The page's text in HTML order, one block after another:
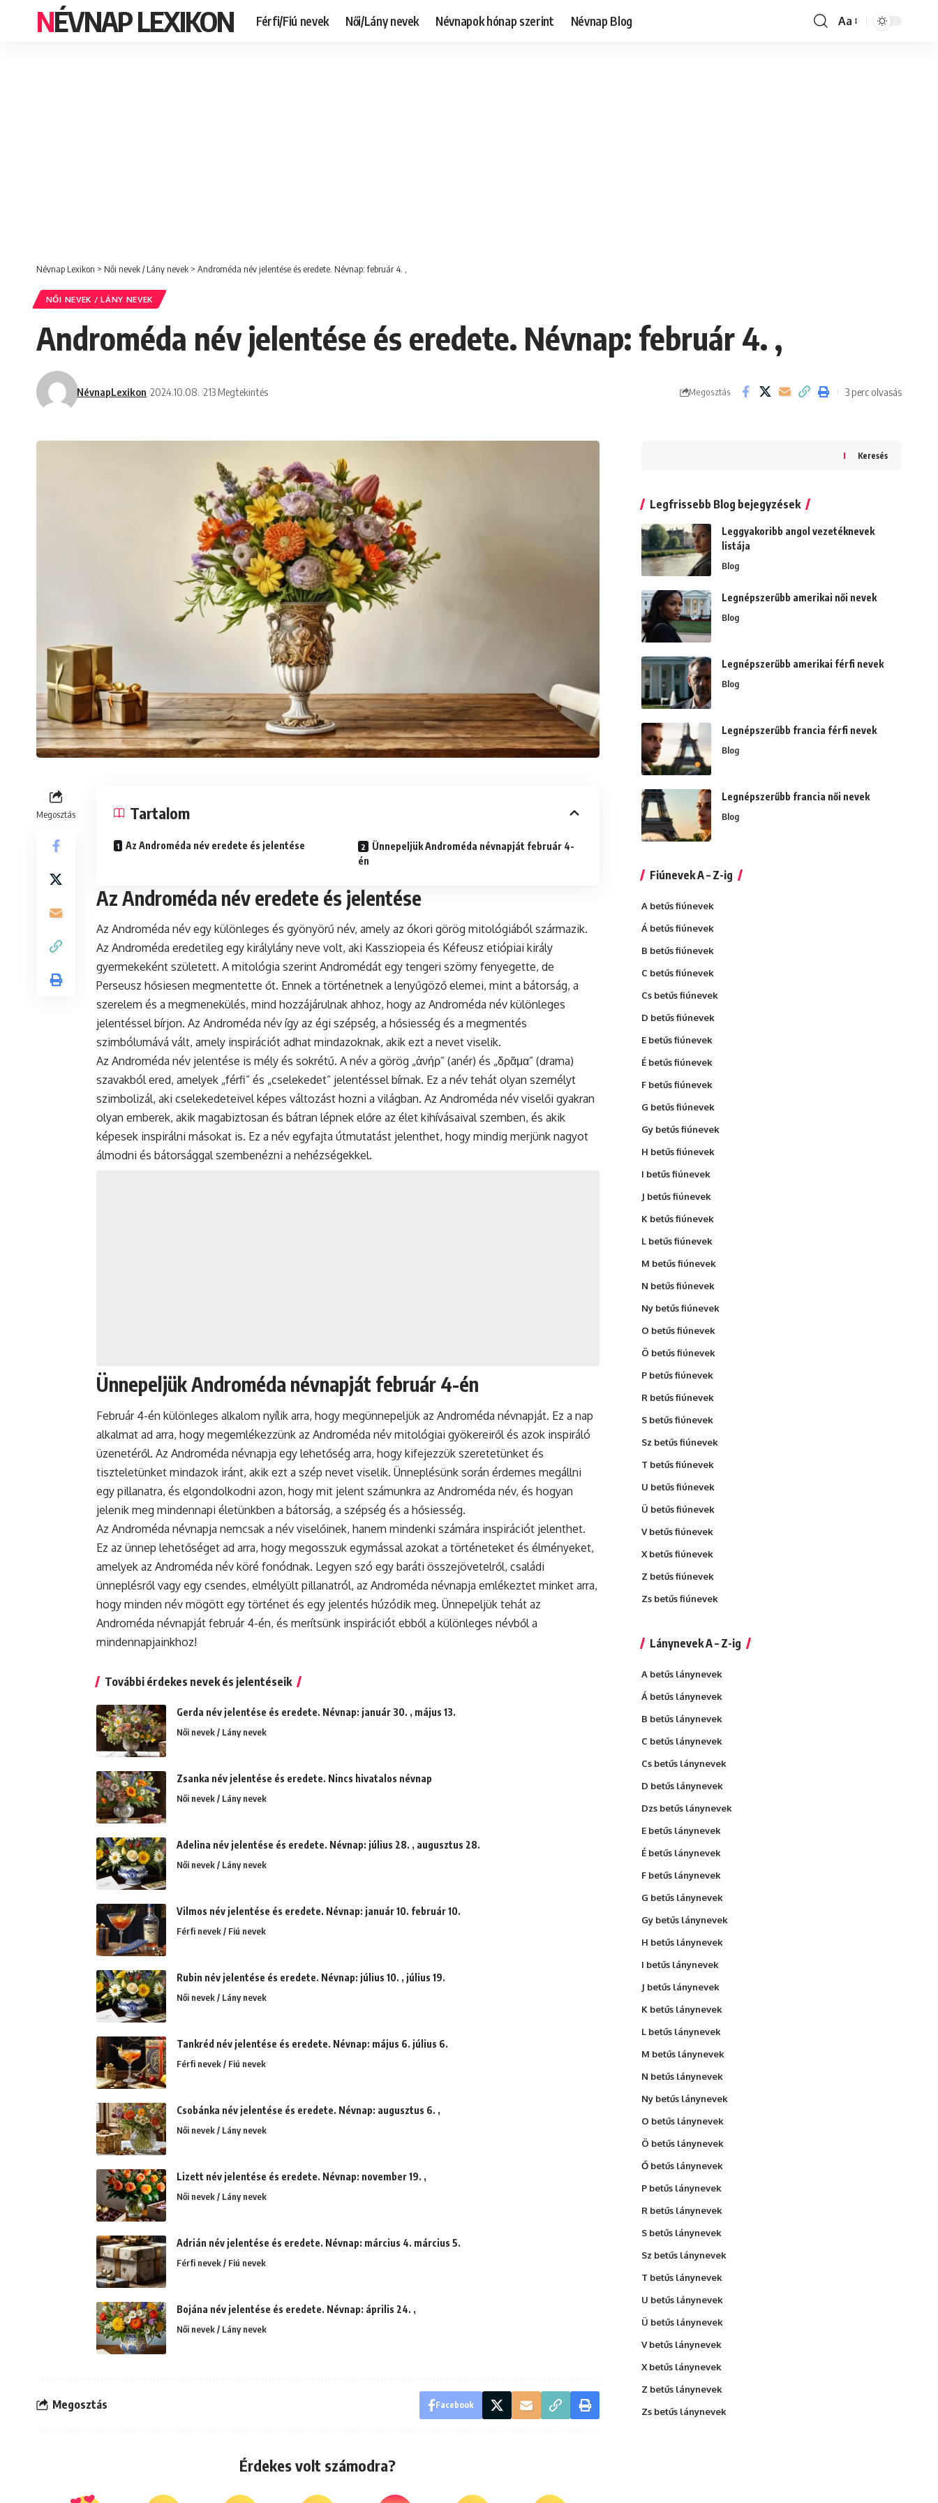
NÉVNAP LEXIKON Férfi/Fiú nevek Női/Lány nevek Névnapok hónap szerint Névnap Blog
Font
Aa
Névnap Lexikon > Női nevek / Lány nevek > Androméda név jelentése és eredete. Névnap: február 4. ,
NŐI NEVEK / LÁNY NEVEK
Androméda név jelentése és eredete. Névnap: február 4. ,
NévnapLexikon 2024.10.08. 213 Megtekintés Megosztás 3 perc olvasás
Megosztás Tartalom
Az Androméda név eredete és jelentése
Ünnepeljük Androméda névnapját február 4-
én
Az Androméda név eredete és jelentése
Az Androméda név egy különleges és gyönyörű név, amely az ókori görög mitológiából származik.
Az Androméda eredetileg egy királylány neve volt, aki Kassziopeia és Kéfeusz etiópiai király
gyermekeként született. A mitológia szerint Andromédát egy tengeri szörny fenyegette, de
Perseusz hősiesen megmentette őt. Ennek a történetnek a lenyűgöző elemei, mint a bátorság, a
szerelem és a megmenekülés, mind hozzájárulnak ahhoz, hogy az Androméda név különleges
jelentéssel bírjon. Az Androméda név így az égi szépség, a hősiesség és a megmentés
szimbólumává vált, amely inspirációt adhat mindazoknak, akik ezt a nevet viselik.
Az Androméda név jelentése is mély és sokrétű. A név a görög „ἀνήρ” (anér) és „δρᾶμα” (drama)
szavakból ered, amelyek „férfi” és „cselekedet” jelentéssel bírnak. Ez a név tehát olyan személyt
szimbolizál, aki cselekedeteivel képes változást hozni a világban. Az Androméda név viselői gyakran
olyan emberek, akik magabiztosan és bátran lépnek előre az élet kihívásaival szemben, és akik
képesek inspirálni másokat is. Ez a név egyfajta útmutatást jelenthet, hogy mindig merjünk nagyot
álmodni és bátorsággal szembenézni a nehézségekkel.
Ünnepeljük Androméda névnapját február 4-én
Február 4-én különleges alkalom nyílik arra, hogy megünnepeljük az Androméda névnapját. Ez a nap
alkalmat ad arra, hogy megemlékezzünk az Androméda név mitológiai gyökereiről és azok inspiráló
üzenetéről. Az Androméda névnapja egy lehetőség arra, hogy kifejezzük szeretetünket és
tiszteletünket mindazok iránt, akik ezt a szép nevet viselik. Ünneplésünk során érdemes megállni
egy pillanatra, és elgondolkodni azon, hogy mit jelent számunkra az Androméda név, és hogyan
jelenik meg mindennapi életünkben a bátorság, a szépség és a hősiesség.
Az Androméda névnapja nemcsak a név viselőinek, hanem mindenki számára inspirációt jelenthet.
Ez az ünnep lehetőséget ad arra, hogy megosszuk egymással azokat a történeteket és élményeket,
amelyek az Androméda név köré fonódnak. Legyen szó egy baráti összejövetelről, családi
ünneplésről vagy egy csendes, elmélyült pillanatról, az Androméda névnapja emlékeztet minket arra,
hogy minden név mögött egy történet és egy jelentés húzódik meg. Ünnepeljük tehát az
Androméda névnapját február 4-én, és merítsünk inspirációt ebből a különleges névből a
mindennapjainkhoz!
További érdekes nevek és jelentéseik
Gerda név jelentése és eredete. Névnap: január 30. , május 13.
Női nevek / Lány nevek
Zsanka név jelentése és eredete. Nincs hivatalos névnap
Női nevek / Lány nevek
Adelina név jelentése és eredete. Névnap: július 28. , augusztus 28.
Női nevek / Lány nevek
Vilmos név jelentése és eredete. Névnap: január 10. február 10.
Férfi nevek / Fiú nevek
Rubin név jelentése és eredete. Névnap: július 10. , július 19.
Női nevek / Lány nevek
Tankréd név jelentése és eredete. Névnap: május 6. július 6.
Férfi nevek / Fiú nevek
Csobánka név jelentése és eredete. Névnap: augusztus 6. ,
Női nevek / Lány nevek
Lizett név jelentése és eredete. Névnap: november 19. ,
Női nevek / Lány nevek
Adrián név jelentése és eredete. Névnap: március 4. március 5.
Férfi nevek / Fiú nevek
Bojána név jelentése és eredete. Névnap: április 24. ,
Női nevek / Lány nevek
Megosztás Facebook
Érdekes volt számodra?
Keresés
Legfrissebb Blog bejegyzések
Leggyakoribb angol vezetéknevek
listája
Blog
Legnépszerűbb amerikai női nevek
Blog
Legnépszerűbb amerikai férfi nevek
Blog
Legnépszerűbb francia férfi nevek
Blog
Legnépszerűbb francia női nevek
Blog
Fiúnevek A – Z-ig
A betűs fiúnevek
Á betűs fiúnevek
B betűs fiúnevek
C betűs fiúnevek
Cs betűs fiúnevek
D betűs fiúnevek
E betűs fiúnevek
É betűs fiúnevek
F betűs fiúnevek
G betűs fiúnevek
Gy betűs fiúnevek
H betűs fiúnevek
I betűs fiúnevek
J betűs fiúnevek
K betűs fiúnevek
L betűs fiúnevek
M betűs fiúnevek
N betűs fiúnevek
Ny betűs fiúnevek
O betűs fiúnevek
Ö betűs fiúnevek
P betűs fiúnevek
R betűs fiúnevek
S betűs fiúnevek
Sz betűs fiúnevek
T betűs fiúnevek
U betűs fiúnevek
Ü betűs fiúnevek
V betűs fiúnevek
X betűs fiúnevek
Z betűs fiúnevek
Zs betűs fiúnevek
Lánynevek A – Z-ig
A betűs lánynevek
Á betűs lánynevek
B betűs lánynevek
C betűs lánynevek
Cs betűs lánynevek
D betűs lánynevek
Dzs betűs lánynevek
E betűs lánynevek
É betűs lánynevek
F betűs lánynevek
G betűs lánynevek
Gy betűs lánynevek
H betűs lánynevek
I betűs lánynevek
J betűs lánynevek
K betűs lánynevek
L betűs lánynevek
M betűs lánynevek
N betűs lánynevek
Ny betűs lánynevek
O betűs lánynevek
Ö betűs lánynevek
Ő betűs lánynevek
P betűs lánynevek
R betűs lánynevek
S betűs lánynevek
Sz betűs lánynevek
T betűs lánynevek
U betűs lánynevek
Ü betűs lánynevek
V betűs lánynevek
X betűs lánynevek
Z betűs lánynevek
Zs betűs lánynevek